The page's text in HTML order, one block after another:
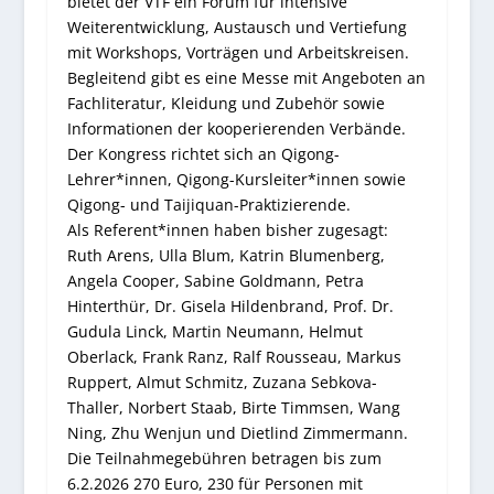
Weiterentwicklung, Austausch und Vertiefung
mit Workshops, Vorträgen und Arbeitskreisen.
Begleitend gibt es eine Messe mit Angeboten an
Fachliteratur, Kleidung und Zubehör sowie
Informationen der kooperierenden Verbände.
Der Kongress richtet sich an Qigong-
Lehrer*innen, Qigong-Kursleiter*innen sowie
Qigong- und Taijiquan-Praktizierende.
Als Referent*innen haben bisher zugesagt:
Ruth Arens, Ulla Blum, Katrin Blumenberg,
Angela Cooper, Sabine Goldmann, Petra
Hinterthür, Dr. Gisela Hildenbrand, Prof. Dr.
Gudula Linck, Martin Neumann, Helmut
Oberlack, Frank Ranz, Ralf Rousseau, Markus
Ruppert, Almut Schmitz, Zuzana Sebkova-
Thaller, Norbert Staab, Birte Timmsen, Wang
Ning, Zhu Wenjun und Dietlind Zimmermann.
Die Teilnahmegebühren betragen bis zum
6.2.2026 270 Euro, 230 für Personen mit